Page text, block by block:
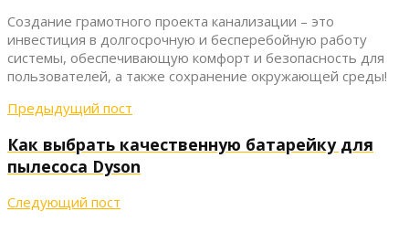
Создание грамотного проекта канализации – это
инвестиция в долгосрочную и бесперебойную работу
системы, обеспечивающую комфорт и безопасность для
пользователей, а также сохранение окружающей среды!
Предыдущий пост
Как выбрать качественную батарейку для
пылесоса Dyson
Следующий пост